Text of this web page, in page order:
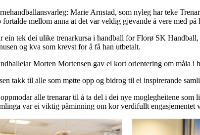
Marie Arnstad, som nyleg har teke
fortalde mellom anna at det var veldig gjevande å vere med
ein tek dei ulike trenarkursa i handball for Florø SK
og kva som krevst for å få han utbetalt.
Morten Mortensen gav ei kort orientering om måla i
takk til alle som møtte opp og bidrog til ei inspirerande
alle trenarar til å ta del i dei nye moglegheitene
var ei viktig påminning om kor verdifullt engasjementet